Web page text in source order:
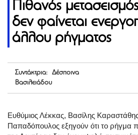
Πιθανός
δεν φαίνεται
άλλου ρήγματος
Συντάκτρια: Δέσποινα
Βασιλειάδου
Ευθύμιος Λέκκας, Βασίλης
Παπαδόπουλος εξηγούν ότι το ρήγμα